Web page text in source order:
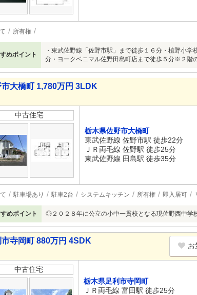
所有権
めポイント
・東武佐野線「佐野市駅」まで徒歩１６分・植野小
分・ヨークベニマル佐野田島町店まで徒歩５分※２階
大橋町 1,780万円 3LDK
中古住宅
栃木県佐野市大橋町
東武佐野線 佐野市駅 徒歩22分
ＪＲ両毛線 佐野駅 徒歩25分
東武佐野線 田島駅 徒歩35分
駐車場あり 駐車2台 システムキッチン 所有権 即入居可
めポイント ◎２０２８年に公立の小中一貫校となる現佐野西中
寺岡町 880万円 4SDK
お
中古住宅
栃木県足利市寺岡町
ＪＲ両毛線 富田駅 徒歩25分